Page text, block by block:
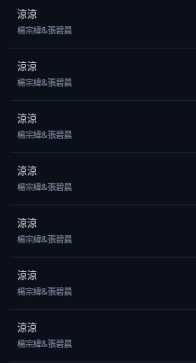
涼涼
楊宗緯&張碧晨
涼涼
楊宗緯&張碧晨
涼涼
楊宗緯&張碧晨
涼涼
楊宗緯&張碧晨
涼涼
楊宗緯&張碧晨
涼涼
楊宗緯&張碧晨
涼涼
楊宗緯&張碧晨